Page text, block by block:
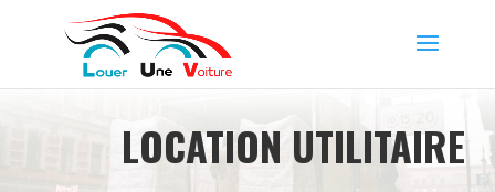
LOCATION UTILITAIRE